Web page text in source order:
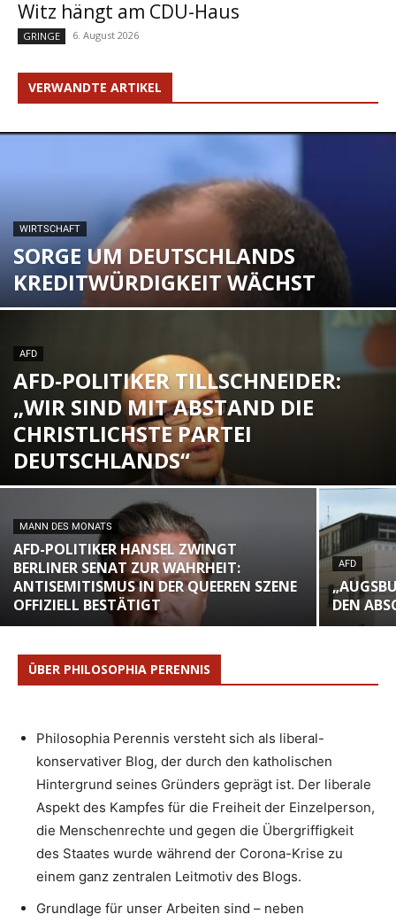
Witz hängt am CDU-Haus
GRINGE 6. August 2026
VERWANDTE ARTIKEL
WIRTSCHAFT
SORGE UM DEUTSCHLANDS
KREDITWÜRDIGKEIT WÄCHST
AFD
AFD-POLITIKER TILLSCHNEIDER:
„WIR SIND MIT ABSTAND DIE
CHRISTLICHSTE PARTEI
DEUTSCHLANDS“
MANN DES MONATS
AFD-POLITIKER HANSEL ZWINGT
BERLINER SENAT ZUR WAHRHEIT:
ANTISEMITISMUS IN DER QUEEREN SZENE
OFFIZIELL BESTÄTIGT
AFD
DEN
ÜBER PHILOSOPHIA PERENNIS
Philosophia Perennis versteht sich als liberal-
konservativer Blog, der durch den katholischen
Hintergrund seines Gründers geprägt ist. Der liberale
Aspekt des Kampfes für die Freiheit der Einzelperson,
die Menschenrechte und gegen die Übergriffigkeit
des Staates wurde während der Corona-Krise zu
einem ganz zentralen Leitmotiv des Blogs.
Grundlage für unser Arbeiten sind – neben